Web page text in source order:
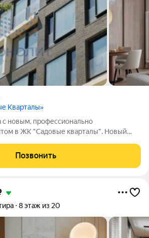
Кварталы»
с новым, профессионально
в ЖК "Садовые кварталы". Новый
приятный, спокойный вид из окон.
Узаконенная
Позвонить
8 этаж из 20